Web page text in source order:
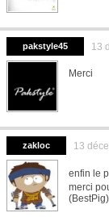
pakstyle45 13
Merci
zakloc 13
enfin le
merci